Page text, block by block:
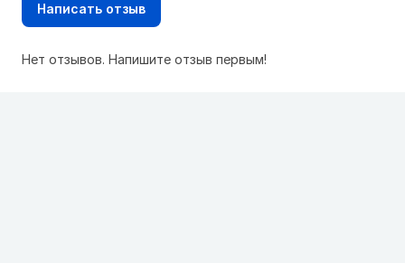
Написать отзыв
Нет отзывов. Напишите отзыв первым!